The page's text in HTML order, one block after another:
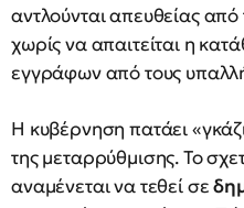
αντλούνται απευθείας
χωρίς να απαιτείται η
εγγράφων από τους
Η κυβέρνηση πατάει
της μεταρρύθμισης. Το
αναμένεται να τεθεί σε